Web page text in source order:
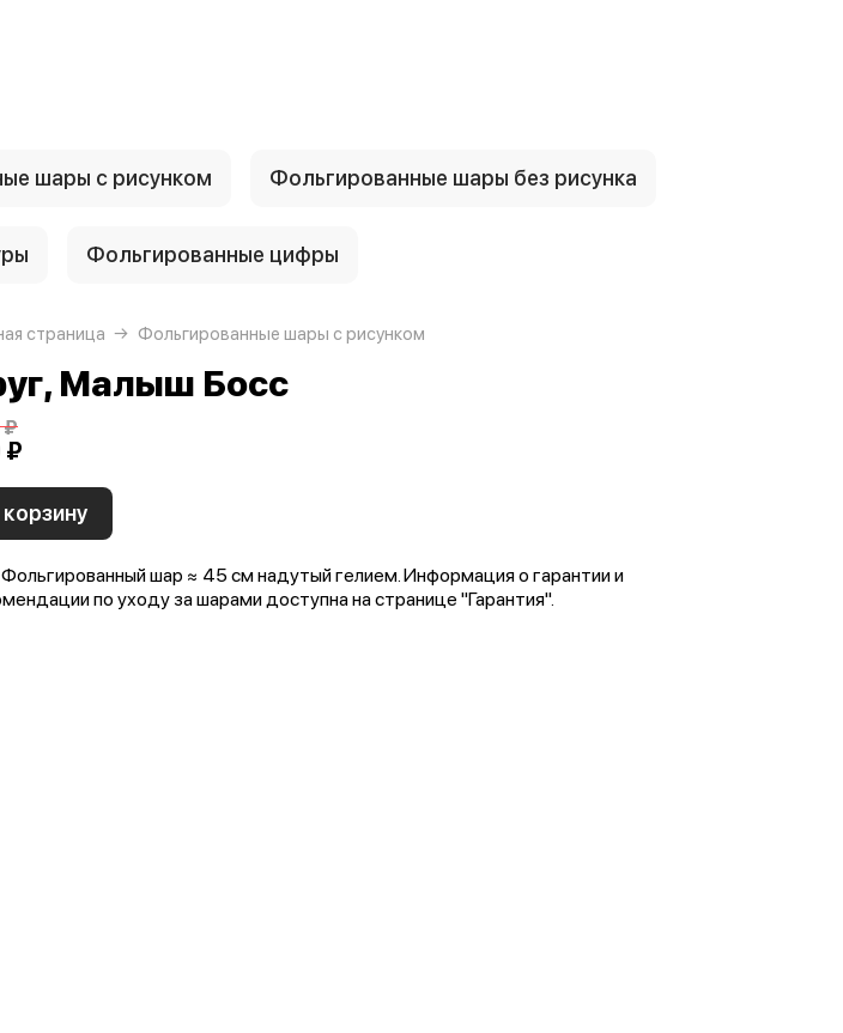
шары с рисунком Фольгированные шары без рисунка
Фольгированные цифры
страница Фольгированные шары с рисунком
Малыш Босс
₽
₽
Фольгированный шар ≈ 45 см надутый гелием. Информация о гарантии и
по уходу за шарами доступна на странице "Гарантия".